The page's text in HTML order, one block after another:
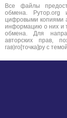
Все файлы
обмена. Рутор.org
цифровыми копиями
информацию о них и
обмена. Для
авторских прав,
гав)ro[точка]ру с